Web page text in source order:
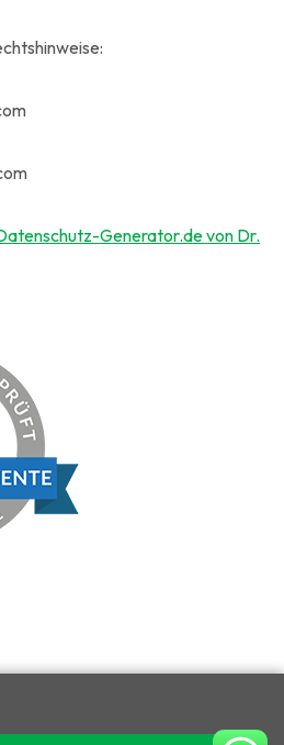
Generator.de von Dr.